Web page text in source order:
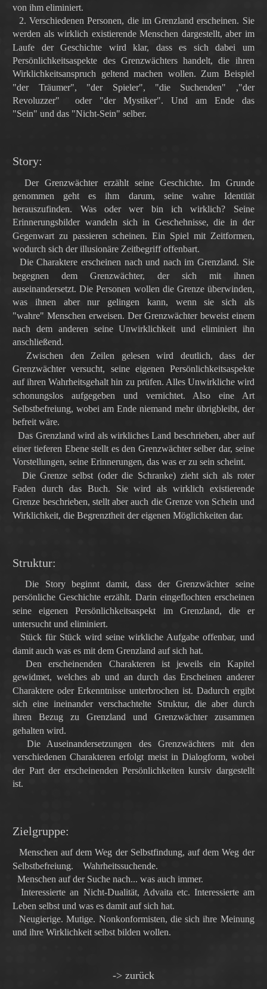
von ihm eliminiert.
2. Verschiedenen Personen, die im Grenzland erscheinen. Sie
werden als wirklich existierende Menschen dargestellt, aber im
Laufe der Geschichte wird klar, dass es sich dabei um
Persönlichkeitsaspekte des Grenzwächters handelt, die ihren
Wirklichkeitsanspruch geltend machen wollen. Zum Beispiel
"der Träumer", "der Spieler", "die Suchenden" ,"der
Revoluzzer"
oder "der Mystiker". Und am Ende das
"Sein"und das "Nicht-Sein"selber.
Story:
Der Grenzwächter erzählt seine Geschichte. Im Grunde
genommen geht es ihm darum, seine wahre Identität
herauszufinden. Was oder wer bin ich wirklich? Seine
Erinnerungsbilder wandeln sich in Geschehnisse, die in der
Gegenwart zu passieren scheinen. Ein Spiel mit Zeitformen,
wodurch sich der illusionäre Zeitbegriff offenbart.
Die Charaktere erscheinen nach und nach im Grenzland. Sie
begegnen dem Grenzwächter, der sich mit ihnen
auseinandersetzt. Die Personen wollen die Grenze überwinden,
was ihnen aber nur gelingen kann, wenn sie sich als
"wahre"Menschen erweisen. Der Grenzwächter beweist einem
nach dem anderen seine Unwirklichkeit und eliminiert ihn
anschließend.
Zwischen den Zeilen gelesen wird deutlich, dass der
Grenzwächter versucht, seine eigenen Persönlichkeitsaspekte
auf ihren Wahrheitsgehalt hin zu prüfen. Alles Unwirkliche wird
schonungslos aufgegeben und vernichtet. Also eine Art
Selbstbefreiung, wobei am Ende niemand mehr übrigbleibt, der
befreit wäre.
Das Grenzland wird als wirkliches Land beschrieben, aber auf
einer tieferen Ebene stellt es den Grenzwächter selber dar, seine
Vorstellungen, seine Erinnerungen, das was er zu sein scheint.
Die Grenze selbst (oder die Schranke) zieht sich als roter
Faden durch das Buch. Sie wird als wirklich existierende
Grenze beschrieben, stellt aber auch die Grenze von Schein und
Wirklichkeit, die Begrenztheit der eigenen Möglichkeiten dar.
Struktur:
Die Story beginnt damit, dass der Grenzwächter seine
persönliche Geschichte erzählt. Darin eingeflochten erscheinen
seine eigenen Persönlichkeitsaspekt im Grenzland, die er
untersucht und eliminiert.
Stück für Stück wird seine wirkliche Aufgabe offenbar, und
damit auch was es mit dem Grenzland auf sich hat.
Den erscheinenden Charakteren ist jeweils ein Kapitel
gewidmet, welches ab und an durch das Erscheinen anderer
Charaktere oder Erkenntnisse unterbrochen ist. Dadurch ergibt
sich eine ineinander verschachtelte Struktur, die aber durch
ihren Bezug zu Grenzland und Grenzwächter zusammen
gehalten wird.
Die Auseinandersetzungen des Grenzwächters mit den
verschiedenen Charakteren erfolgt meist in Dialogform, wobei
der Part der erscheinenden Persönlichkeiten kursiv dargestellt
ist.
Zielgruppe:
Menschen auf dem Weg der Selbstfindung, auf dem Weg der
Selbstbefreiung. Wahrheitssuchende.
Menschen auf der Suche nach... was auch immer.
Interessierte an Nicht-Dualität, Advaita etc. Interessierte am
Leben selbst und was es damit auf sich hat.
Neugierige. Mutige. Nonkonformisten, die sich ihre Meinung
und ihre Wirklichkeit selbst bilden wollen.
-> zurück